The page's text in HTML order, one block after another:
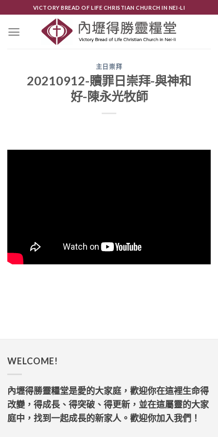
content
VICTORY BREAD OF LIFE CHRISTIAN CHURCH IN NEI-LI
主日崇拜
20210912-贖罪日崇拜-與神和
好-陳永光牧師
WELCOME!
內壢得勝靈糧堂是愛的大家庭，歡迎你在這裡生命得
改變，得成長、得突破、得更新，並在這屬靈的大家
庭中，找到一起成長的新家人。歡迎你加入我們！